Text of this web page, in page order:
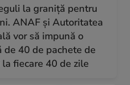
la graniță pentru
ANAF și Autoritatea
vor să impună o
de 40 de pachete de
fiecare 40 de zile